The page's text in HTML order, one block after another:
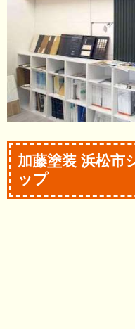
加藤塗装 浜松市
ップ